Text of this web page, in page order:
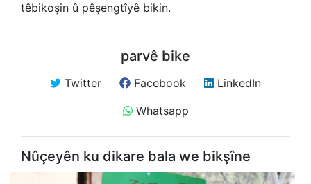
têbikoşin û pêşengtîyê bikin.
parvê bike
Twitter Facebook
LinkedIn
Whatsapp
Nûçeyên ku dikare bala we bikşîne